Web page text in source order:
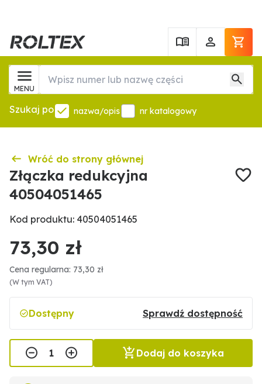
MENU
Szukaj po nazwa/opis nr katalogowy
Wróć do strony głównej
Złączka redukcyjna
40504051465
Kod produktu: 40504051465
73,30 zł
Cena regularna: 73,30 zł
(W tym VAT)
Dostępny Sprawdź dostępność
Dodaj do koszyka